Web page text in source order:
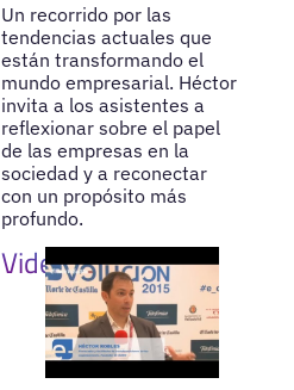
Un recorrido por las
tendencias actuales que
están transformando el
mundo empresarial. Héctor
invita a los asistentes a
reflexionar sobre el papel
de las empresas en la
sociedad y a reconectar
con un propósito más
profundo.
Videos